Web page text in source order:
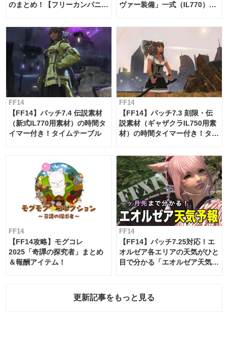
のまとめ！【フリーカンパニ
ヴァー装備」一式（IL770）の
FF14
【FF14】パッチ7.4 伝説素材
（新式IL770用素材）の時間タ
イマー付き！タイムテーブル
FF14
【FF14】パッチ7.3 刻限・伝
説素材（ギャザクラIL750用素
材）の時間タイマー付き！タイ
FF14
【FF14攻略】モグコレ
2025「奇譚の探究者」まとめ
＆報酬アイテム！
FF14
【FF14】パッチ7.25対応！エ
オルゼア各エリアの天気がひと
目で分かる「エオルゼア天気予
更新記事をもっと見る